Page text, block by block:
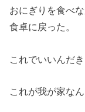
おにぎりを食べ
食卓に戻った。
これでいいんだ
これが我が家なん